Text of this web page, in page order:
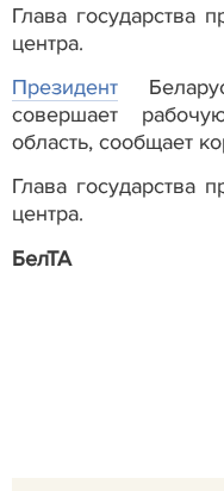
Глава государства
центра.
Президент
совершает
область, сообщает
Глава государства
центра.
БелТА